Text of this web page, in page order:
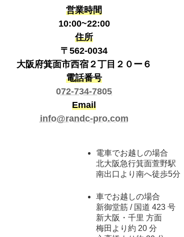
営業時間
10:00~22:00
住所
〒562-0034
大阪府箕面市西宿２丁目２０ー６
電話番号
072-734-7805
Email
info@randc-pro.com
電車でお越しの場合
北大阪急行箕面萱野駅
南出口より南へ徒歩5分
車でお越しの場合
新御堂筋 / 国道 423 号
新大阪・千里 方面
梅田より約 20 分